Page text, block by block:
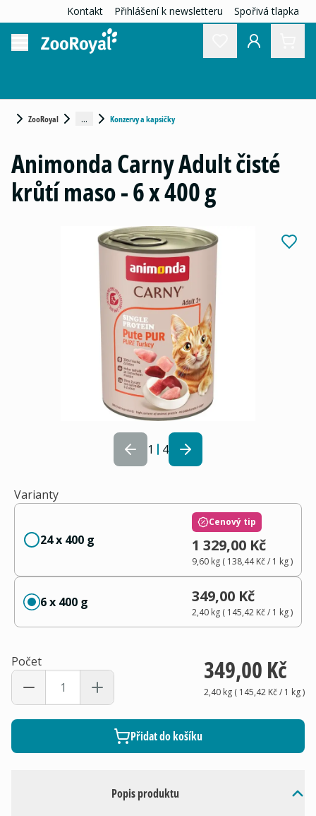
Kontakt Přihlášení k newsletteru Spořivá tlapka
ZooRoyal ... Konzervy a kapsičky
1 4
Popis produktu
Animonda Carny Adult čisté
krůtí maso - 6 x 400 g
Varianty
24 x 400 g
Cenový tip
1 329,00 Kč
9,60 kg( 138,44 Kč/ 1 kg)
6 x 400 g 349,00 Kč
2,40 kg( 145,42 Kč/ 1 kg)
Počet 349,00 Kč
2,40 kg( 145,42 Kč/ 1 kg)
Přidat do košíku